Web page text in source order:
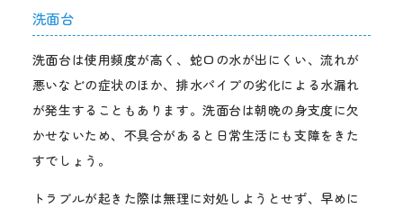
洗面台
洗面台は使用頻度が高く、蛇口の水が出にくい、流れが
悪いなどの症状のほか、排水パイプの劣化による水漏れ
が発生することもあります。洗面台は朝晩の身支度に欠
かせないため、不具合があると日常生活にも支障をきた
すでしょう。
トラブルが起きた際は無理に対処しようとせず、早めに